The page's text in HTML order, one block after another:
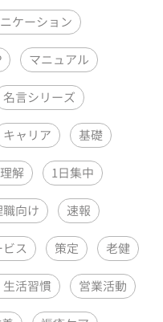
ケーション
マニュアル
名言シリーズ
キャリア 基礎
解 1日集中
職向け 速報
ス 策定 老健
活習慣 営業活動